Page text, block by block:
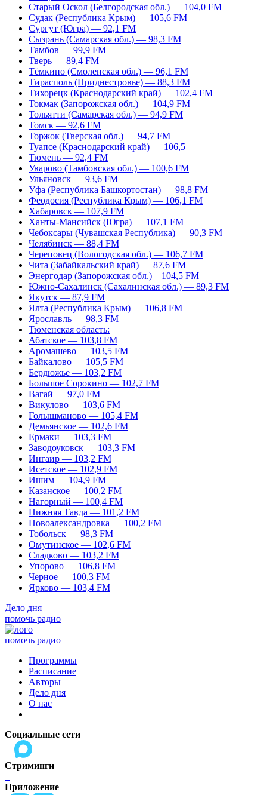
Старый Оскол (Белгородская обл.) — 104,0 FM
Судак (Республика Крым) — 105,6 FM
Сургут (Югра) — 92,1 FM
Сызрань (Самарская обл.) — 98,3 FM
Тамбов — 99,9 FM
Тверь — 89,4 FM
Тёмкино (Смоленская обл.) — 96,1 FM
Тирасполь (Приднестровье) — 88,3 FM
Тихорецк (Краснодарский край) — 102,4 FM
Токмак (Запорожская обл.) — 104,9 FM
Тольятти (Самарская обл.) — 94,9 FM
Томск — 92,6 FM
Торжок (Тверская обл.) — 94,7 FM
Туапсе (Краснодарский край) — 106,5
Тюмень — 92,4 FM
Уварово (Тамбовская обл.) — 100,6 FM
Ульяновск — 93,6 FM
Уфа (Республика Башкортостан) — 98,8 FM
Феодосия (Республика Крым) — 106,1 FM
Хабаровск — 107,9 FM
Ханты-Мансийск (Югра) — 107,1 FM
Чебоксары (Чувашская Республика) — 90,3 FM
Челябинск — 88,4 FM
Череповец (Вологодская обл.) — 106,7 FM
Чита (Забайкальский край) — 87,6 FM
Энергодар (Запорожская обл.) – 104,5 FM
Южно-Сахалинск (Сахалинская обл.) — 89,3 FM
Якутск — 87,9 FM
Ялта (Республика Крым) — 106,8 FM
Ярославль — 98,3 FM
Тюменская область:
Абатское — 103,8 FM
Аромашево — 103,5 FM
Байкалово — 105,5 FM
Бердюжье — 103,2 FM
Большое Сорокино — 102,7 FM
Вагай — 97,0 FM
Викулово — 103,6 FM
Голышманово — 105,4 FM
Демьянское — 102,6 FM
Ермаки — 103,3 FM
Заводоуковск — 103,3 FM
Ингаир — 103,2 FM
Исетское — 102,9 FM
Ишим — 104,9 FM
Казанское — 100,2 FM
Нагорный — 100,4 FM
Нижняя Тавда — 101,2 FM
Новоалександровка — 100,2 FM
Тобольск — 98,3 FM
Омутинское — 102,6 FM
Сладково — 103,2 FM
Упорово — 106,8 FM
Черное — 100,3 FM
Ярково — 103,4 FM
Дело дня
помочь радио
помочь радио
Программы
Расписание
Авторы
Дело дня
О нас
Социальные сети
Стриминги
Приложение